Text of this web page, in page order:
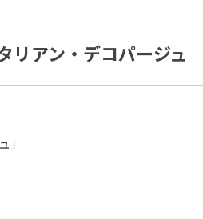
リアン・デコパージュ